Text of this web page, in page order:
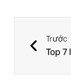
Trước